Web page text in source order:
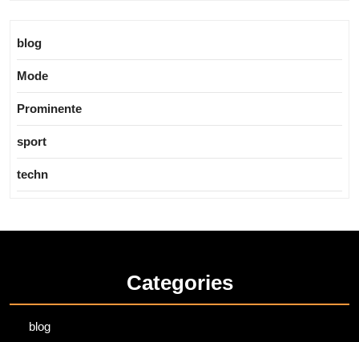
blog
Mode
Prominente
sport
techn
Categories
blog